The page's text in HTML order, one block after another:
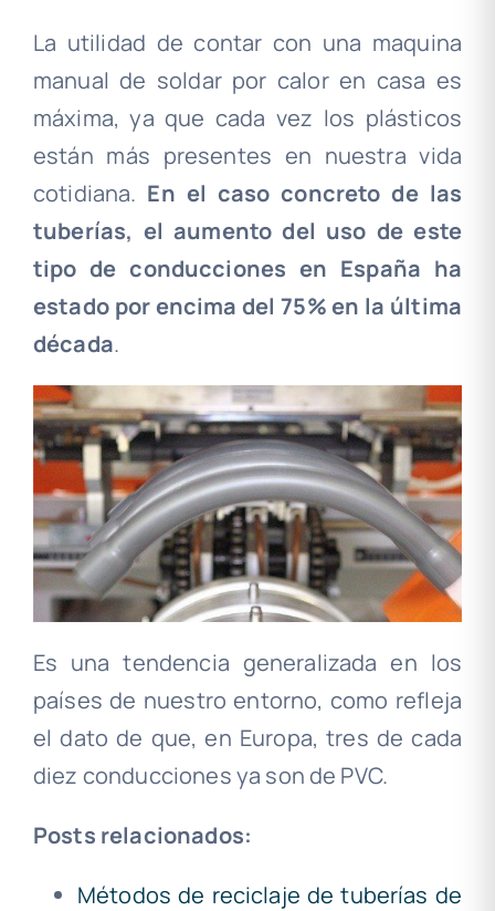
La utilidad de contar con una maquina
manual de soldar por calor en casa es
máxima, ya que cada vez los plásticos
están más presentes en nuestra vida
cotidiana. En el caso concreto de las
tuberías, el aumento del uso de este
tipo de conducciones en España ha
estado por encima del 75% en la última
década.
Es una tendencia generalizada en los
países de nuestro entorno, como refleja
el dato de que, en Europa, tres de cada
diez conducciones ya son de PVC.
Posts relacionados:
Métodos de reciclaje de tuberías de